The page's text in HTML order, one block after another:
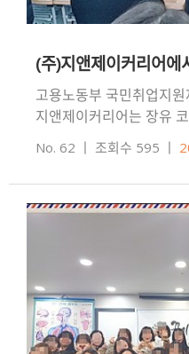
(주)지앤제이커리어
고용노동부 국민취업지
지앤제이커리어는 장유
있으며이 날 본원을 방문
안내하고, 대상이 되는
No. 62 ㅣ 조회수 595 ㅣ